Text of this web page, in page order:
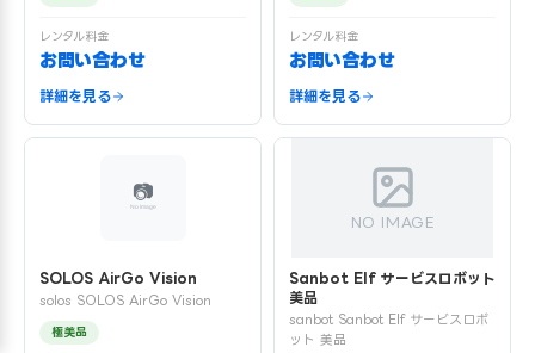
レンタル料金
お問い合わせ
詳細を見る
レンタル料金
お問い合わせ
詳細を見る
SOLOS AirGo Vision
solos SOLOS AirGo Vision
極美品
NO IMAGE
Sanbot Elf サービスロボット
美品
sanbot Sanbot Elf サービスロボ
ット 美品